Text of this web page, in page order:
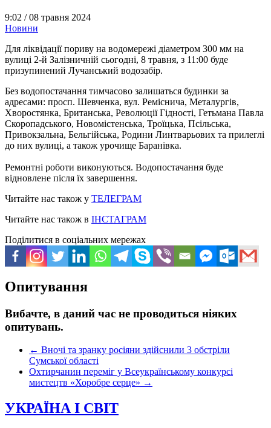
9:02 /08 травня 2024
Новини
Для ліквідації пориву на водомережі діаметром 300 мм на
вулиці 2-й Залізничній сьогодні, 8 травня, з 11:00 буде
призупинений Лучанський водозабір.
Без водопостачання тимчасово залишаться будинки за
адресами: просп. Шевченка, вул. Реміснича, Металургів,
Хворостянка, Британська, Революції Гідності, Гетьмана Павла
Скоропадського, Новомістенська, Троїцька, Псільська,
Привокзальна, Бельгійська, Родини Линтварьових та прилеглі
до них вулиці, а також урочище Баранівка.
Ремонтні роботи виконуються. Водопостачання буде
відновлене після їх завершення.
Читайте нас також у ТЕЛЕГРАМ
Читайте нас також в ІНСТАГРАМ
Поділитися в соціальних мережах
Опитування
Вибачте, в даний час не проводиться ніяких
опитувань.
← Вночі та зранку росіяни здійснили 3 обстріли
Сумської області
Охтирчанин переміг у Всеукраїнському конкурсі
мистецтв «Хоробре серце» →
УКРАЇНА І СВІТ